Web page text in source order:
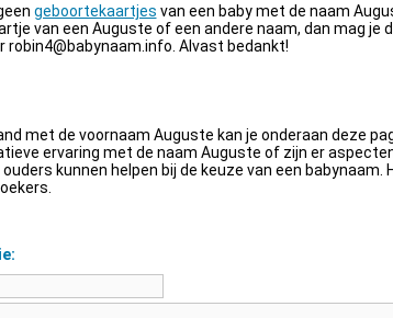
geboortekaartjes van een baby met de naam
van een Auguste of een andere naam, dan mag je
robin4@babynaam.info . Alvast bedankt!
met de voornaam Auguste kan je onderaan deze
ervaring met de naam Auguste of zijn er
kunnen helpen bij de keuze van een babynaam.